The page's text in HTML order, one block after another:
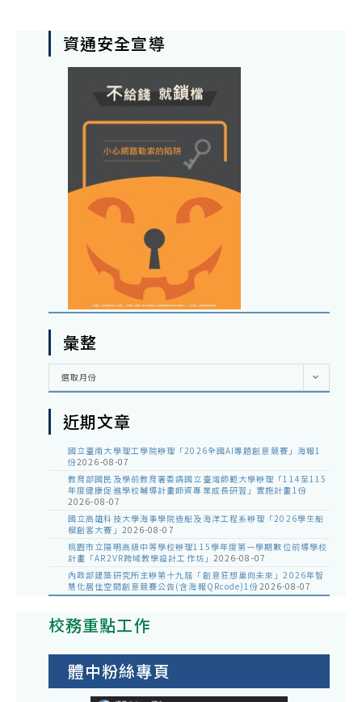
資通安全宣導
彙整
彙
選取月份
近期文章
國立臺南大學理工學院辦理「2026全國AI專題創意競賽」海報1
份2026-08-07
教育部國民及學前教育署委請國立臺灣師範大學辦理「114至115
年度健康促進學校輔導計畫師資專業成長研習」實施計畫1份
2026-08-07
國立高雄科技大學海事學院造船及海洋工程系辦理「2026學生船
模創客大賽」 2026-08-07
桃園市立陽明高級中等學校辦理115學年度第一學期數位前導學校
計畫「AR2VR跨域教學設計工作坊」 2026-08-07
內政部建築研究所主辦第十九屆「創意狂想巢向未來」2026年智
慧化居住空間創意競賽公告(含海報QRcode)1份2026-08-07
校務重點工作
體中粉絲專頁